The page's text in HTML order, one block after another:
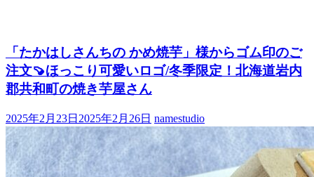
「たかはしさんちの かめ焼芋」様からゴム印のご
注文🍠ほっこり可愛いロゴ/冬季限定！北海道岩内
郡共和町の焼き芋屋さん
2025年2月23日 2025年2月26日 namestudio